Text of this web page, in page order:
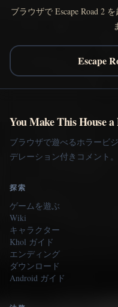
ブラウザで Escape Road 2
Escape
You Make This House a
ブラウザで遊べるホラービ
デレーション付きコメント。
探索
ゲームを遊ぶ
Wiki
キャラクター
Khol ガイド
エンディング
ダウンロード
Android ガイド